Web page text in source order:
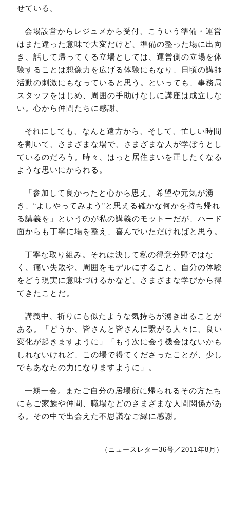
せている。
会場設営からレジュメから受付、こういう準備・運営
はまた違った意味で大変だけど、準備の整った場に出向
き、話して帰ってくる立場としては、運営側の立場を体
験することは想像力を広げる体験にもなり、日頃の講師
活動の刺激にもなっていると思う。といっても、事務局
スタッフをはじめ、周囲の手助けなしに講座は成立しな
い。心から仲間たちに感謝。
それにしても、なんと遠方から、そして、忙しい時間
を割いて、さまざまな場で、さまざまな人が学ぼうとし
ているのだろう。時々、はっと居住まいを正したくなる
ような思いにかられる。
「参加して良かったと心から思え、希望や元気が湧
き、“よしやってみよう”と思える確かな何かを持ち帰れ
る講義を」というのが私の講義のモットーだが、ハード
面からも丁寧に場を整え、喜んでいただければと思う。
丁寧な取り組み。それは決して私の得意分野ではな
く、痛い失敗や、周囲をモデルにすること、自分の体験
をどう現実に意味づけるかなど、さまざまな学びから得
てきたことだ。
講義中、祈りにも似たような気持ちが湧き出ることが
ある。「どうか、皆さんと皆さんに繋がる人々に、良い
変化が起きますように」「もう次に会う機会はないかも
しれないけれど、この場で得てくださったことが、少し
でもあなたの力になりますように」。
一期一会。またご自分の居場所に帰られるその方たち
にもご家族や仲間、職場などのさまざまな人間関係があ
る。その中で出会えた不思議なご縁に感謝。
（ニュースレター36号／2011年8月）